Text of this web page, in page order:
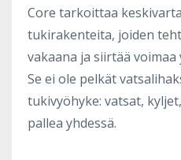
Core tarkoittaa
tukirakenteita, joiden
vakaana ja siirtää
Se ei ole pelkät
tukivyöhyke: vatsat,
pallea yhdessä.